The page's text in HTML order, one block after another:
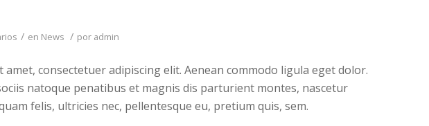
/ en News / por admin
consectetuer adipiscing elit. Aenean commodo ligula eget dolor.
natoque penatibus et magnis dis parturient montes, nascetur
felis, ultricies nec, pellentesque eu, pretium quis, sem.